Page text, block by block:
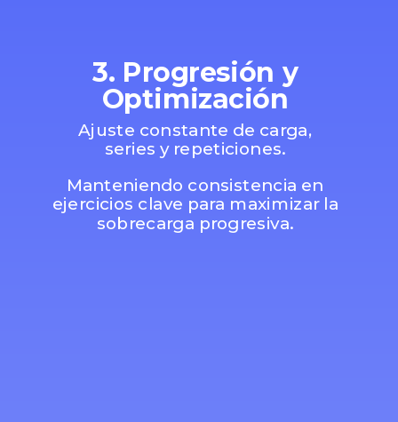
3. Progresión y
Optimización
Ajuste constante de carga,
series y repeticiones.
Manteniendo consistencia en
ejercicios clave para maximizar la
sobrecarga progresiva.